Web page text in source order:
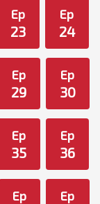
Ep
23
Ep
24
Ep
29
Ep
30
Ep
35
Ep
36
Ep Ep